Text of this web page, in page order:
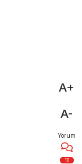
A+
A-
Yorum
10